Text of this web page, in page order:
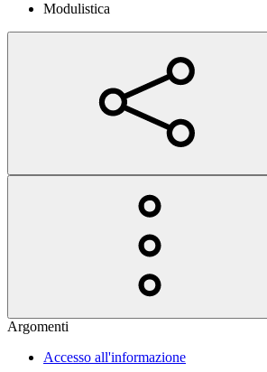
Modulistica
Argomenti
Accesso all'informazione